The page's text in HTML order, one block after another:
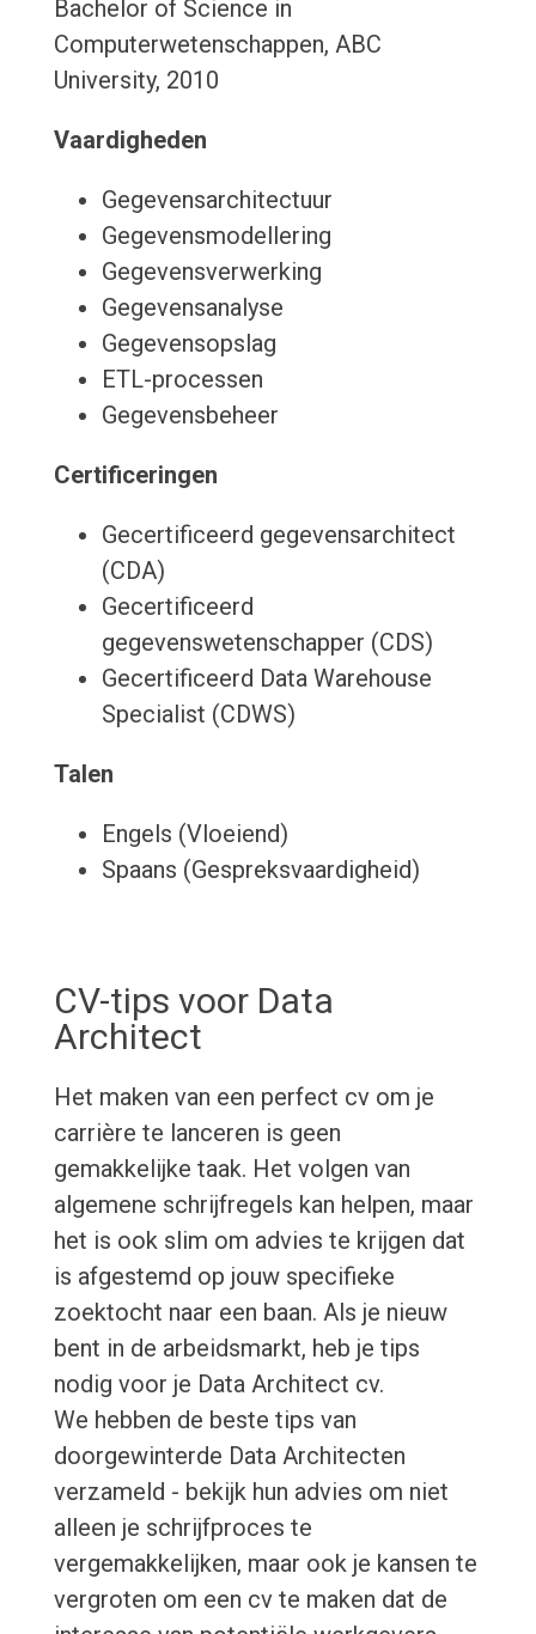
Bachelor of Science in
Computerwetenschappen, ABC
University, 2010
Vaardigheden
Gegevensarchitectuur
Gegevensmodellering
Gegevensverwerking
Gegevensanalyse
Gegevensopslag
ETL-processen
Gegevensbeheer
Certificeringen
Gecertificeerd gegevensarchitect
(CDA)
Gecertificeerd
gegevenswetenschapper (CDS)
Gecertificeerd Data Warehouse
Specialist (CDWS)
Talen
Engels (Vloeiend)
Spaans (Gespreksvaardigheid)
CV-tips voor Data
Architect
Het maken van een perfect cv om je
carrière te lanceren is geen
gemakkelijke taak. Het volgen van
algemene schrijfregels kan helpen, maar
het is ook slim om advies te krijgen dat
is afgestemd op jouw specifieke
zoektocht naar een baan. Als je nieuw
bent in de arbeidsmarkt, heb je tips
nodig voor je Data Architect cv.
We hebben de beste tips van
doorgewinterde Data Architecten
verzameld - bekijk hun advies om niet
alleen je schrijfproces te
vergemakkelijken, maar ook je kansen te
vergroten om een cv te maken dat de